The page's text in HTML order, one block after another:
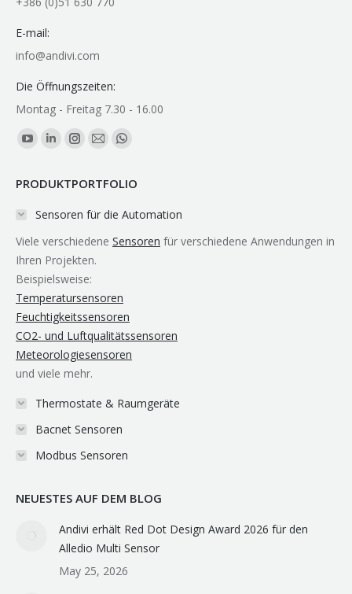
E-mail:
info@andivi.com
Die Öffnungszeiten:
Montag - Freitag 7.30 - 16.00
Finden Sie uns auf:
YouTube
opens
window
Linkedin
opens
window
Instagram
opens
window
E-
page
opens
new
Whatsapp
opens
in
window
PRODUKTPORTFOLIO
Sensoren für die Automation
Viele verschiedene Sensoren für verschiedene Anwendungen in
Ihren Projekten.
Beispielsweise:
Temperatursensoren
Feuchtigkeitssensoren
CO2- und Luftqualitätssensoren
Meteorologiesensoren
und viele mehr.
Thermostate & Raumgeräte
Bacnet Sensoren
Modbus Sensoren
NEUESTES AUF DEM BLOG
Andivi erhält Red Dot Design Award 2026 für den
Alledio Multi Sensor
May 25, 2026